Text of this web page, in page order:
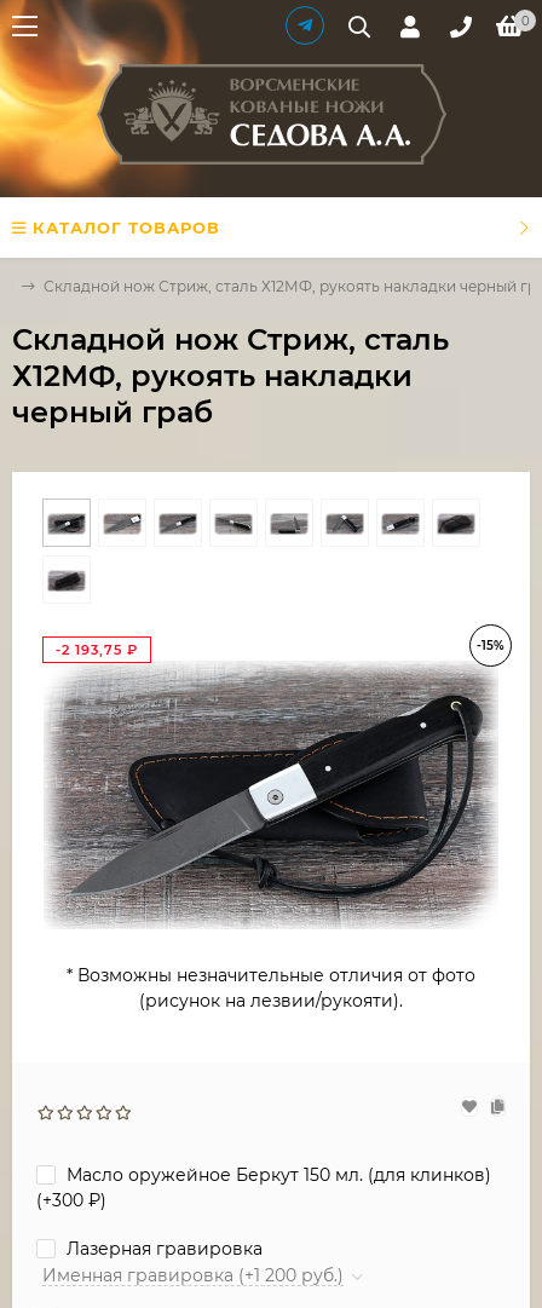
0
КАТАЛОГ ТОВАРОВ
Складной нож Стриж, сталь Х12МФ, рукоять накладки черный
Складной нож Стриж, сталь
Х12МФ, рукоять накладки
черный граб
-15%
-2 193,75 ₽
* Возможны незначительные отличия от фото
(рисунок на лезвии/рукояти).
Масло оружейное Беркут 150 мл. (для клинков)
(+300 ₽)
Лазерная гравировка
Именная гравировка (+1 200 руб.)